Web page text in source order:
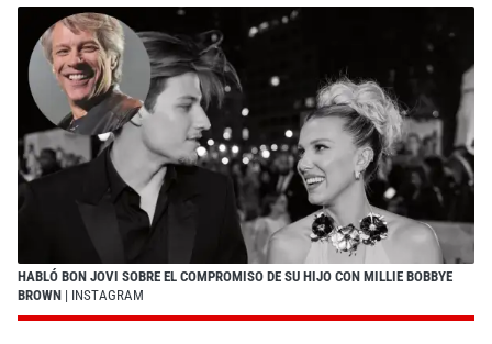
HABLÓ BON JOVI SOBRE EL COMPROMISO DE SU HIJO CON MILLIE BOBBYE
BROWN | INSTAGRAM